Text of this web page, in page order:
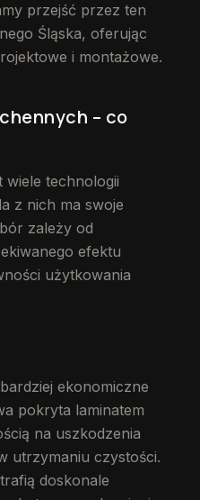
przejść przez ten
Śląska, oferując
i montażowe.
– co
technologii
z nich ma swoje
zależy od
efektu
użytkowania
ekonomiczne
pokryta laminatem
na uszkodzenia
utrzymaniu czystości.
doskonale